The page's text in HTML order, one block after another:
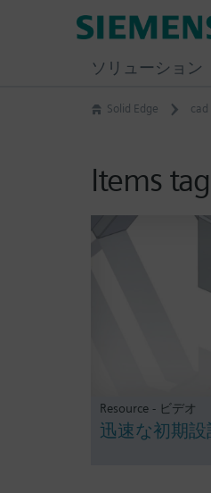
Solid Edge
Items
Resource - ビデオ
迅速な初期設
ソリューション